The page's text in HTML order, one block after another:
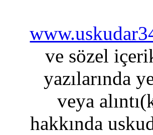
ve sözel
yazılarında
veya
hakkında